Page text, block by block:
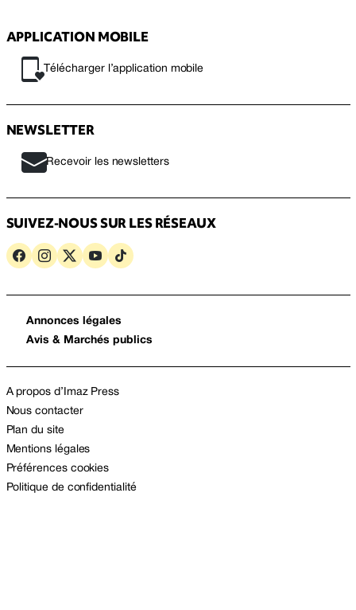
APPLICATION MOBILE
Télécharger l’application mobile
NEWSLETTER
Recevoir les newsletters
SUIVEZ-NOUS SUR LES RÉSEAUX
Annonces légales
Avis & Marchés publics
A propos d’Imaz Press
Nous contacter
Plan du site
Mentions légales
Préférences cookies
Politique de confidentialité